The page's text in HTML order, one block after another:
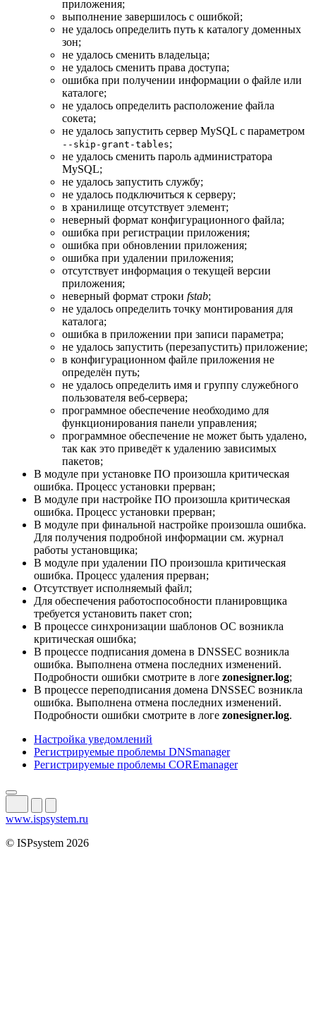
приложения;
выполнение завершилось с ошибкой;
не удалось определить путь к каталогу доменных
зон;
не удалось сменить владельца;
не удалось сменить права доступа;
ошибка при получении информации о файле или
каталоге;
не удалось определить расположение файла
сокета;
не удалось запустить сервер MySQL с параметром
--skip-grant-tables;
не удалось сменить пароль администратора
MySQL;
не удалось запустить службу;
не удалось подключиться к серверу;
в хранилище отсутствует элемент;
неверный формат конфигурационного файла;
ошибка при регистрации приложения;
ошибка при обновлении приложения;
ошибка при удалении приложения;
отсутствует информация о текущей версии
приложения;
неверный формат строки fstab;
не удалось определить точку монтирования для
каталога;
ошибка в приложении при записи параметра;
не удалось запустить (перезапустить) приложение;
в конфигурационном файле приложения не
определён путь;
не удалось определить имя и группу служебного
пользователя веб-сервера;
программное обеспечение необходимо для
функционирования панели управления;
программное обеспечение не может быть удалено,
так как это приведёт к удалению зависимых
пакетов;
В модуле при установке ПО произошла критическая
ошибка. Процесс установки прерван;
В модуле при настройке ПО произошла критическая
ошибка. Процесс установки прерван;
В модуле при финальной настройке произошла ошибка.
Для получения подробной информации см. журнал
работы установщика;
В модуле при удалении ПО произошла критическая
ошибка. Процесс удаления прерван;
Отсутствует исполняемый файл;
Для обеспечения работоспособности планировщика
требуется установить пакет cron;
В процессе синхронизации шаблонов ОС возникла
критическая ошибка;
В процессе подписания домена в DNSSEC возникла
ошибка. Выполнена отмена последних изменений.
Подробности ошибки смотрите в логе zonesigner.log;
В процессе переподписания домена DNSSEC возникла
ошибка. Выполнена отмена последних изменений.
Подробности ошибки смотрите в логе zonesigner.log.
Настройка уведомлений
Регистрируемые проблемы DNSmanager
Регистрируемые проблемы COREmanager
www.ispsystem.ru
© ISPsystem 2026